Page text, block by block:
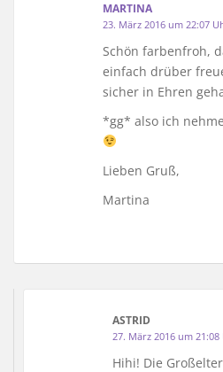
MARTINA
23. März 2016 um 22:07
Schön farbenfroh,
einfach drüber
sicher in Ehren
*gg* also ich
Lieben Gruß,
Martina
ASTRID
27. März 2016 um
Hihi! Die